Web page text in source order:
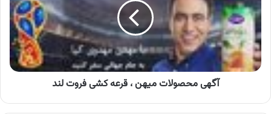
،
قرعه
کشی
فروت
لند
آگهی محصولات میهن ، قرعه کشی فروت لند